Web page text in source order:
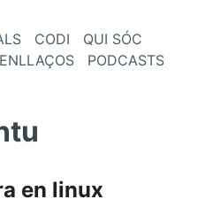
CODI
QUI SÓC
ENLLAÇOS
PODCASTS
en linux